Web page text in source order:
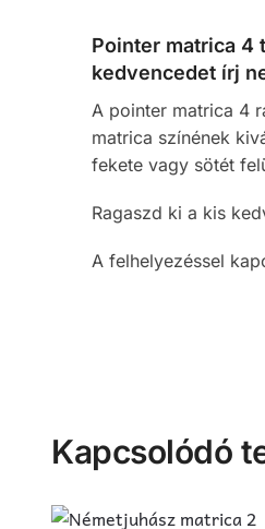
Pointer matrica 4
kedvencedet írj
A pointer matrica 4
matrica színének
fekete vagy sötét
Ragaszd ki a kis
A felhelyezéssel
Kapcsolódó